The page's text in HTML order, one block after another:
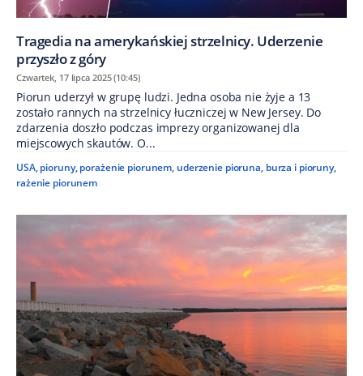
Tragedia na amerykańskiej strzelnicy. Uderzenie
przyszło z góry
Czwartek, 17 lipca 2025 (10:45)
Piorun uderzył w grupę ludzi. Jedna osoba nie żyje a 13
zostało rannych na strzelnicy łuczniczej w New Jersey. Do
zdarzenia doszło podczas imprezy organizowanej dla
miejscowych skautów. O...
USA, pioruny, porażenie piorunem, uderzenie pioruna, burza i pioruny,
rażenie piorunem